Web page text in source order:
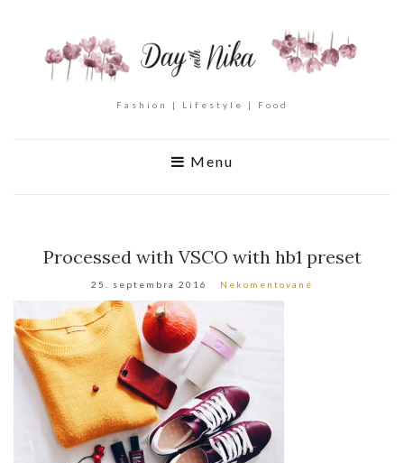
Fashion | Lifestyle | Food
Menu
Processed with VSCO with hb1 preset
25. septembra 2016 Nekomentované